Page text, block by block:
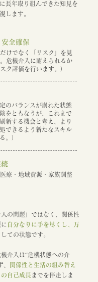
長年取り組んできた知見を
します。
安全確保
だけでなく「リスク」を見
危機介入に耐えられるか
ク評価を行います。）
定のバランスが崩れた状態
をともなうが、これまで
新する機会と考え、より
できるよう新たなスキル
。）
医療・地域資源・家族調整
の問題」ではなく、関係性
自分なりに手を尽くし、万
しての状態です。
介入は“危機状態への介
、
関係性と生活の組み替え
自己成長 までを伴走しま